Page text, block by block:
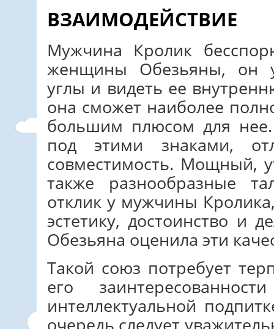
ВЗАИМОДЕЙСТВИЕ
Мужчина Кролик
женщины Обезьяны, он
углы и видеть ее
она сможет наиболее
большим плюсом для
под этими знаками,
совместимость. Мощный,
также разнообразные
отклик у мужчины
эстетику, достоинство и
Обезьяна оценила эти
Такой союз потребует
его
интеллектуальной
очередь следует